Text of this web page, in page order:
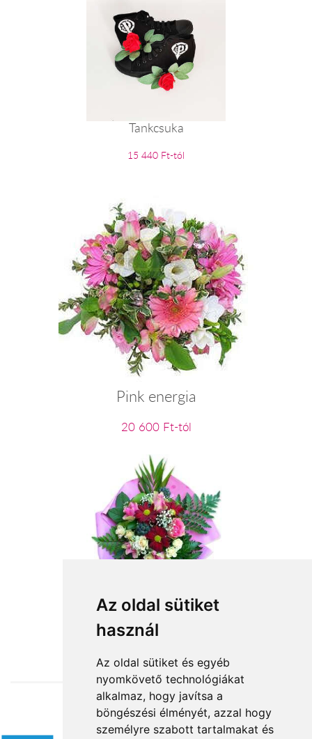
Az oldal sütiket
használ
Az oldal sütiket és egyéb
nyomkövető technológiákat
alkalmaz, hogy javítsa a
böngészési élményét, azzal hogy
személyre szabott tartalmakat és
Tankcsuka
15 440 Ft-tól
Pink energia
20 600 Ft-tól
Most is rád gondolunk
24 800 Ft-tól
Elfogadott fizetési módok